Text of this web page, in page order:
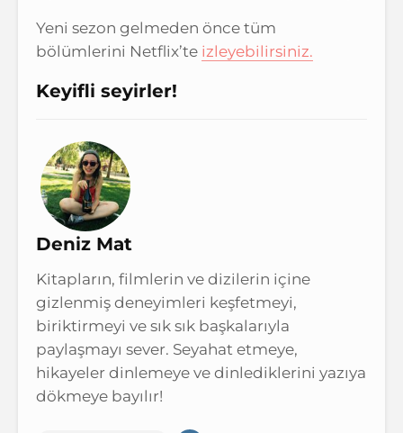
Yeni sezon gelmeden önce tüm
bölümlerini Netflix’te izleyebilirsiniz.
Keyifli seyirler!
Deniz Mat
Kitapların, filmlerin ve dizilerin içine
gizlenmiş deneyimleri keşfetmeyi,
biriktirmeyi ve sık sık başkalarıyla
paylaşmayı sever. Seyahat etmeye,
hikayeler dinlemeye ve dinlediklerini yazıya
dökmeye bayılır!